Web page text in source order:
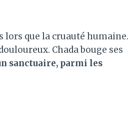
lors que la cruauté humaine.
Chada bouge ses
sanctuaire, parmi les